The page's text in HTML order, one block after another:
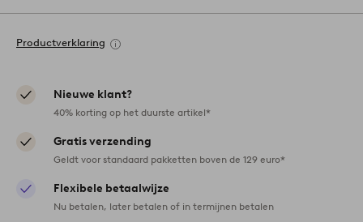
Productverklaring
Nieuwe klant?
40% korting op het duurste artikel*
Gratis verzending
Geldt voor standaard pakketten boven de 129 euro*
Flexibele betaalwijze
Nu betalen, later betalen of in termijnen betalen